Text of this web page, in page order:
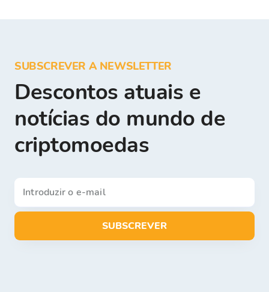
SUBSCREVER A NEWSLETTER
Descontos atuais e
notícias do mundo de
criptomoedas
SUBSCREVER